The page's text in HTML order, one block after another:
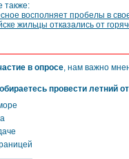
также:
восполняет пробелы в
жильцы отказались от
в опросе, нам важно
провести летний